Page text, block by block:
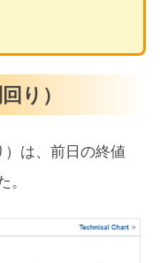
り）
は、前日の終値
。